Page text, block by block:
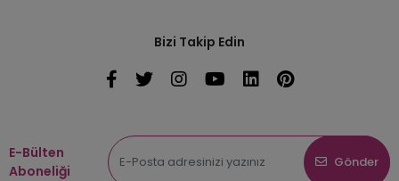
Bizi Takip Edin
E-Bülten
Aboneliği
Gönder